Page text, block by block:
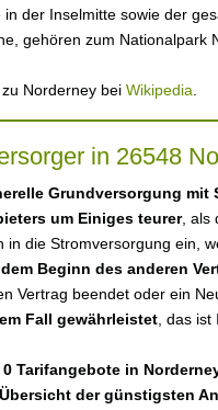
in der Inselmitte sowie der
gehören zum Nationalpark
Norderney bei Wikipedia
in 26548
Grundversorgung mit
um Einiges teurer, als
in die Stromversorgung ein,
Beginn des anderen
Vertrag beendet oder ein
Fall gewährleistet , das
Tarifangebote in
Übersicht der günstigsten